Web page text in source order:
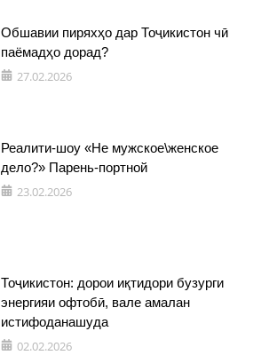
Обшавии пиряхҳо дар Тоҷикистон чӣ
паёмадҳо дорад?
27.02.2026
Реалити-шоу «Не мужское\женское
дело?» Парень-портной
23.02.2026
Тоҷикистон: дорои иқтидори бузурги
энергияи офтобӣ, вале амалан
истифоданашуда
02.02.2026